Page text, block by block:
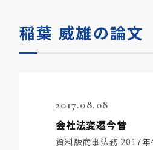
稲葉 威雄の論文
2017.08.08
会社法変遷今昔
資料版商事法務 2017年